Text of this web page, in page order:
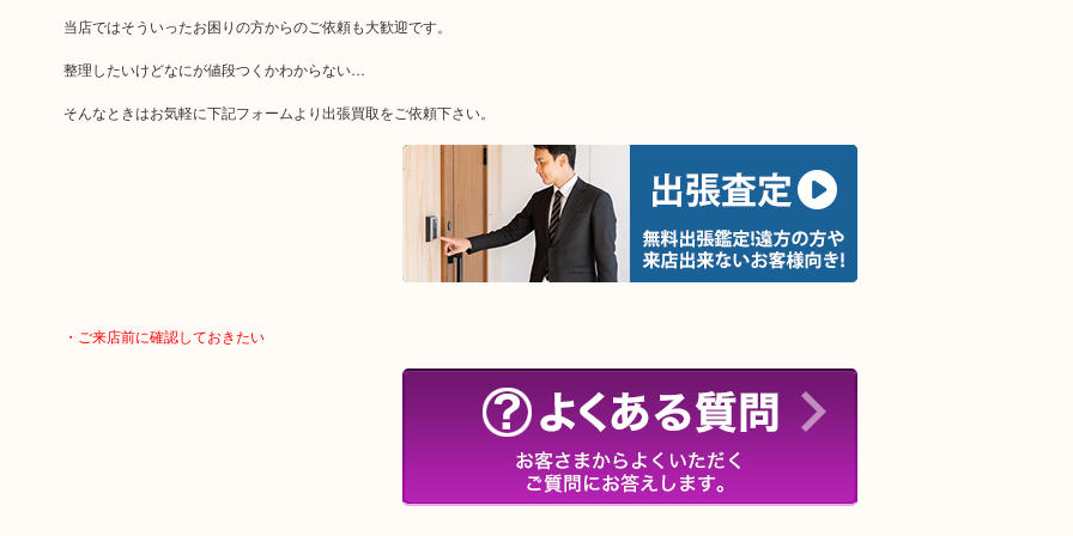
当店ではそういったお困りの方からのご依頼も大歓迎です。
整理したいけどなにが値段つくかわからない…
そんなときはお気軽に下記フォームより出張買取をご依頼下さい。
・ご来店前に確認しておきたい